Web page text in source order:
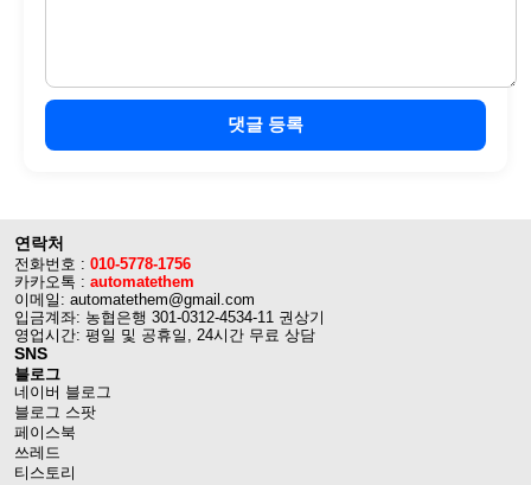
댓글 등록
연락처
전화번호 : 010-5778-1756
카카오톡 : automatethem
이메일: automatethem@gmail.com
입금계좌: 농협은행 301-0312-4534-11 권상기
영업시간: 평일 및 공휴일, 24시간 무료 상담
SNS
블로그
네이버 블로그
블로그 스팟
페이스북
쓰레드
티스토리